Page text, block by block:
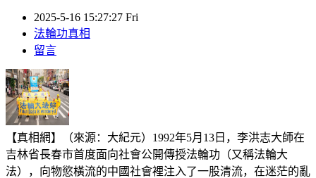
2025-5-16 15:27:27 Fri
法輪功真相
留言
【真相網】（來源：大紀元）1992年5月13日，李洪志大師在
吉林省長春市首度面向社會公開傳授法輪功（又稱法輪大
法），向物慾橫流的中國社會裡注入了一股清流，在迷茫的亂